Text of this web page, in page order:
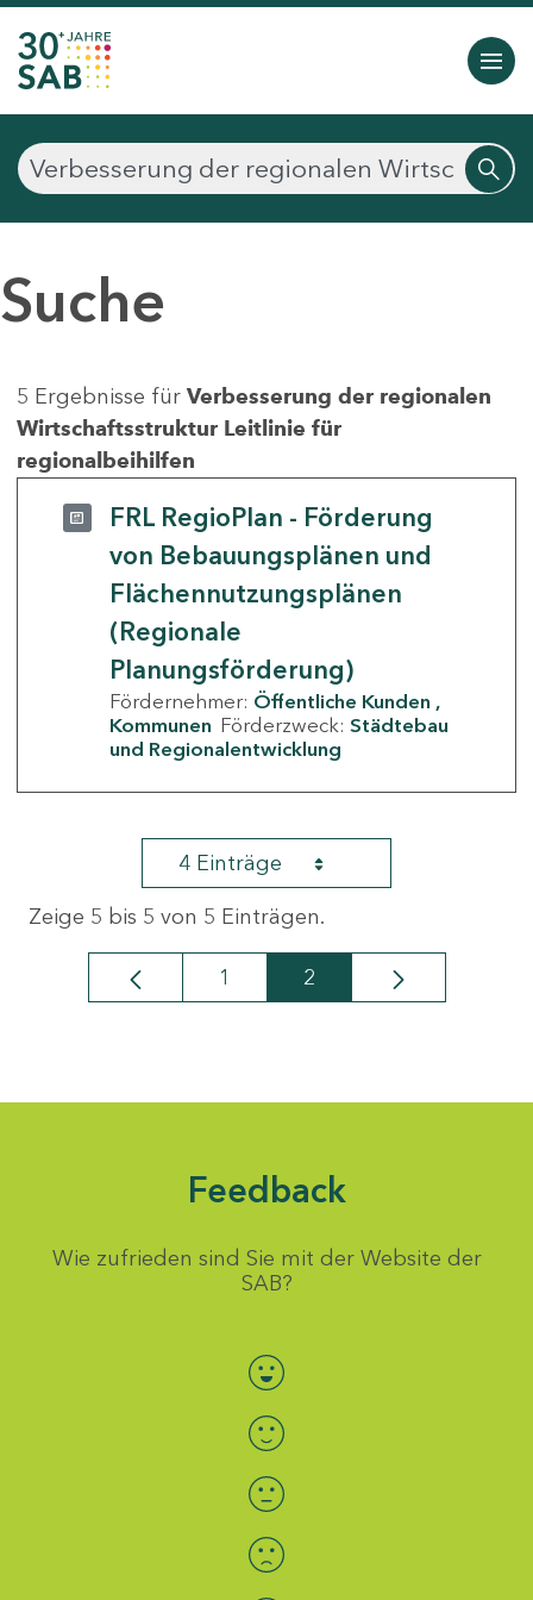
Suche
5 Ergebnisse für Verbesserung der regionalen
Wirtschaftsstruktur Leitlinie für
regionalbeihilfen
FRL RegioPlan - Förderung
von Bebauungsplänen und
Flächennutzungsplänen
(Regionale
Planungsförderung)
Fördernehmer: Öffentliche Kunden
Kommunen Förderzweck: Städtebau
und Regionalentwicklung
4 Einträge
Zeige 5 bis 5 von 5 Einträgen.
Seite
1 Seite
2
Feedback
Wie zufrieden sind Sie mit der Website der
SAB?
Bewertung auswählen